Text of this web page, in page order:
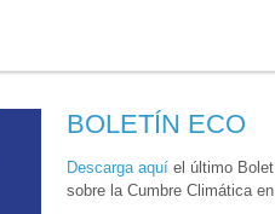
BOLETÍN ECO
Descarga aquí el último
sobre la Cumbre Climática